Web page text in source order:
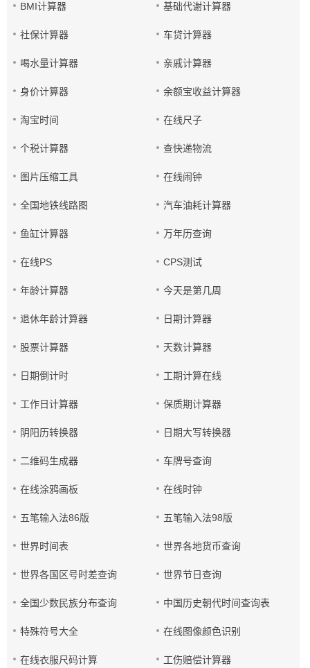
BMI计算器 基础代谢计算器
社保计算器 车贷计算器
喝水量计算器 亲戚计算器
身价计算器 余额宝收益计算器
淘宝时间 在线尺子
个税计算器 查快递物流
图片压缩工具 在线闹钟
全国地铁线路图 汽车油耗计算器
鱼缸计算器 万年历查询
在线PS CPS测试
年龄计算器 今天是第几周
退休年龄计算器 日期计算器
股票计算器 天数计算器
日期倒计时 工期计算在线
工作日计算器 保质期计算器
阴阳历转换器 日期大写转换器
二维码生成器 车牌号查询
在线涂鸦画板 在线时钟
五笔输入法86版 五笔输入法98版
世界时间表 世界各地货币查询
世界各国区号时差查询 世界节日查询
全国少数民族分布查询 中国历史朝代时间查询表
特殊符号大全 在线图像颜色识别
在线衣服尺码计算 工伤赔偿计算器